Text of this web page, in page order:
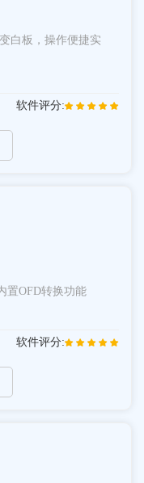
白板，操作便捷实
软件评分:
置OFD转换功能
软件评分: